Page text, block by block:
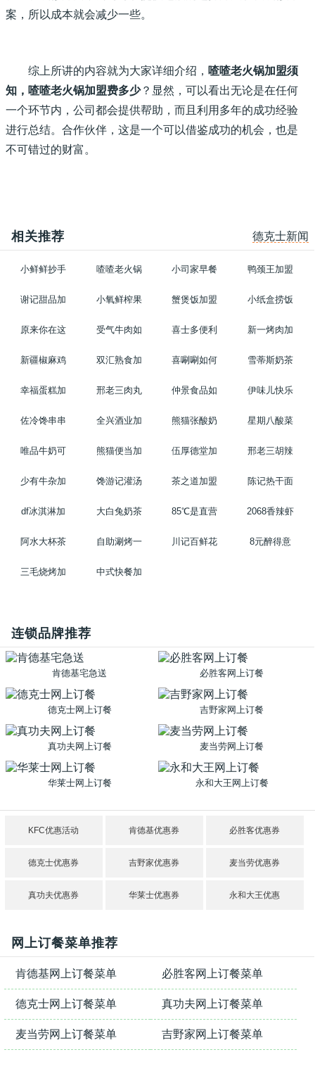
案，所以成本就会减少一些。
综上所讲的内容就为大家详细介绍， 喳喳老火锅加盟须
知，喳喳老火锅加盟费多少？显然，可以看出无论是在任何
一个环节内，公司都会提供帮助，而且利用多年的成功经验
进行总结。合作伙伴，这是一个可以借鉴成功的机会，也是
不可错过的财富。
相关推荐 德克士新闻
小鲜鲜抄手 喳喳老火锅 小司家早餐 鸭颈王加盟
谢记甜品加 小氧鲜榨果 蟹煲饭加盟 小纸盒捞饭
原来你在这 受气牛肉如 喜士多便利 新一烤肉加
新疆椒麻鸡 双汇熟食加 喜唰唰如何 雪蒂斯奶茶
幸福蛋糕加 邢老三肉丸 仲景食品如 伊味儿快乐
佐冷馋串串 全兴酒业加 熊猫张酸奶 星期八酸菜
唯品牛奶可 熊猫便当加 伍厚德堂加 邢老三胡辣
少有牛杂加 馋游记灌汤 茶之道加盟 陈记热干面
df冰淇淋加 大白兔奶茶 85℃是直营 2068香辣虾
阿水大杯茶 自助涮烤一 川记百鲜花 8元醉得意
三毛烧烤加 中式快餐加
连锁品牌推荐
肯德基宅急送 必胜客网上订餐
德克士网上订餐 吉野家网上订餐
真功夫网上订餐 麦当劳网上订餐
华莱士网上订餐 永和大王网上订餐
KFC优惠活动 肯德基优惠券 必胜客优惠券
德克士优惠券 吉野家优惠券 麦当劳优惠券
真功夫优惠券 华莱士优惠券 永和大王优惠
网上订餐菜单推荐
肯德基网上订餐菜单 必胜客网上订餐菜单
德克士网上订餐菜单 真功夫网上订餐菜单
麦当劳网上订餐菜单 吉野家网上订餐菜单